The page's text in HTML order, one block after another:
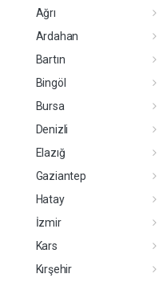
Ağrı
Ardahan
Bartın
Bingöl
Bursa
Denizli
Elazığ
Gaziantep
Hatay
İzmir
Kars
Kırşehir